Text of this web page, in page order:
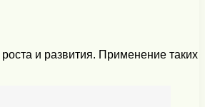
и развития. Применение таких